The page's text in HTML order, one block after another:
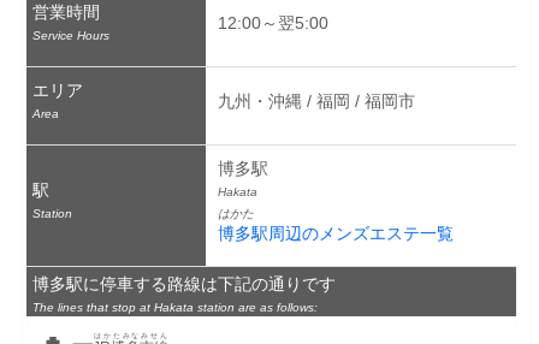
営業時間
Service Hours
12:00～翌5:00
エリア
Area
九州・沖縄 / 福岡 / 福岡市
駅
Station
博多駅
Hakata
はかた
博多駅周辺のメンズエステ一覧
博多駅に停車する路線は下記の通りです
The lines that stop at Hakata station are as follows:
はかたみなみせん